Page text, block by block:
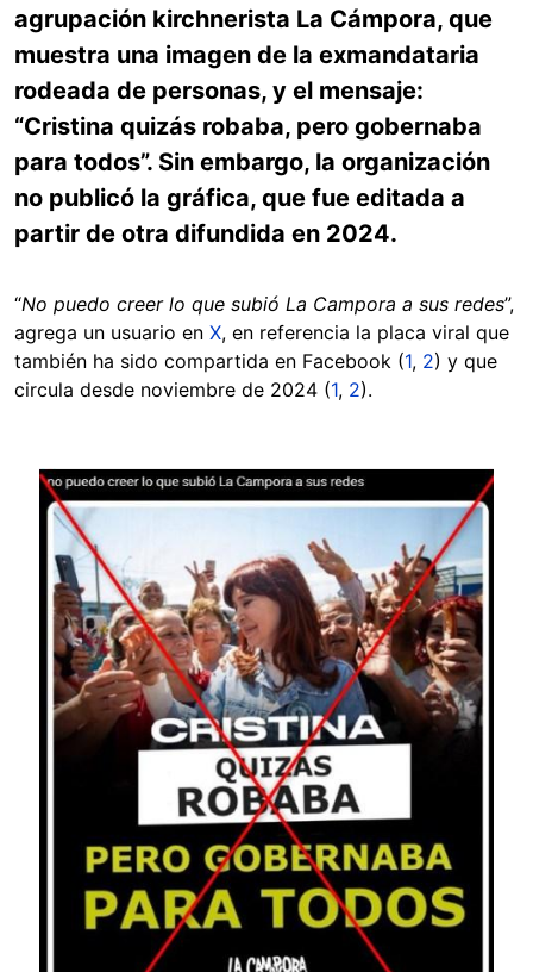
agrupación kirchnerista La Cámpora, que
muestra una imagen de la exmandataria
rodeada de personas, y el mensaje:
“Cristina quizás robaba, pero gobernaba
para todos”. Sin embargo, la organización
no publicó la gráfica, que fue editada a
partir de otra difundida en 2024.
“No puedo creer lo que subió La Campora a sus redes”,
agrega un usuario en X, en referencia la placa viral que
también ha sido compartida en Facebook (1, 2) y que
circula desde noviembre de 2024 (1, 2).
Image